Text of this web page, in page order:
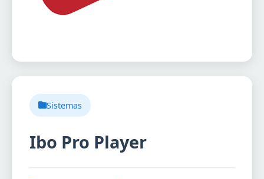
Sistemas
Ibo Pro Player